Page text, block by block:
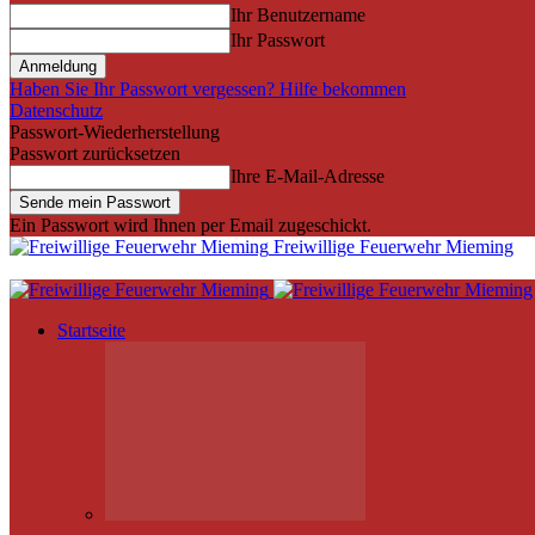
Ihr Benutzername
Ihr Passwort
Haben Sie Ihr Passwort vergessen? Hilfe bekommen
Datenschutz
Passwort-Wiederherstellung
Passwort zurücksetzen
Ihre E-Mail-Adresse
Ein Passwort wird Ihnen per Email zugeschickt.
Freiwillige Feuerwehr Mieming
Startseite